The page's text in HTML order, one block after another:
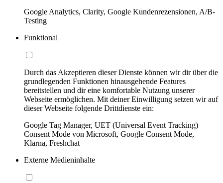
Google Analytics, Clarity, Google Kundenrezensionen, A/B-
Testing
Funktional
Durch das Akzeptieren dieser Dienste können wir dir über die
grundlegenden Funktionen hinausgehende Features
bereitstellen und dir eine komfortable Nutzung unserer
Webseite ermöglichen. Mit deiner Einwilligung setzen wir auf
dieser Webseite folgende Drittdienste ein:
Google Tag Manager, UET (Universal Event Tracking)
Consent Mode von Microsoft, Google Consent Mode,
Klarna, Freshchat
Externe Medieninhalte